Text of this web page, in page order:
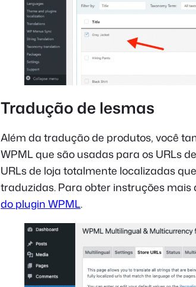
Tradução de lesmas
Além da tradução de produtos, você
WPML que são usadas para os URLs
URLs de loja totalmente localizadas
traduzidas. Para obter instruções mais
do plugin WPML.